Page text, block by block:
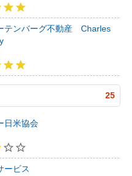
テンバーグ不動産 Charles
25
日米協会
ービス